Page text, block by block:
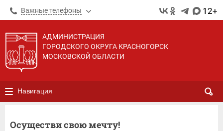
Важные телефоны 12+
АДМИНИСТРАЦИЯ
ГОРОДСКОГО ОКРУГА КРАСНОГОРСК
МОСКОВСКОЙ ОБЛАСТИ
Навигация
Осуществи свою мечту!